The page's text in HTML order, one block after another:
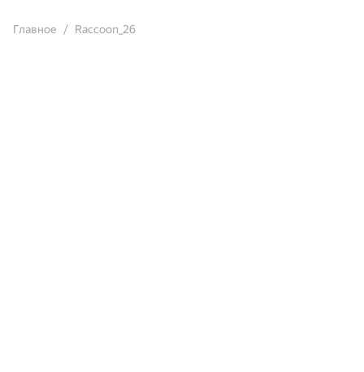
Главное Raccoon_26